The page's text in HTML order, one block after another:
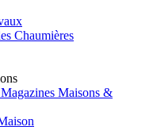
Chaumières
Maisons &